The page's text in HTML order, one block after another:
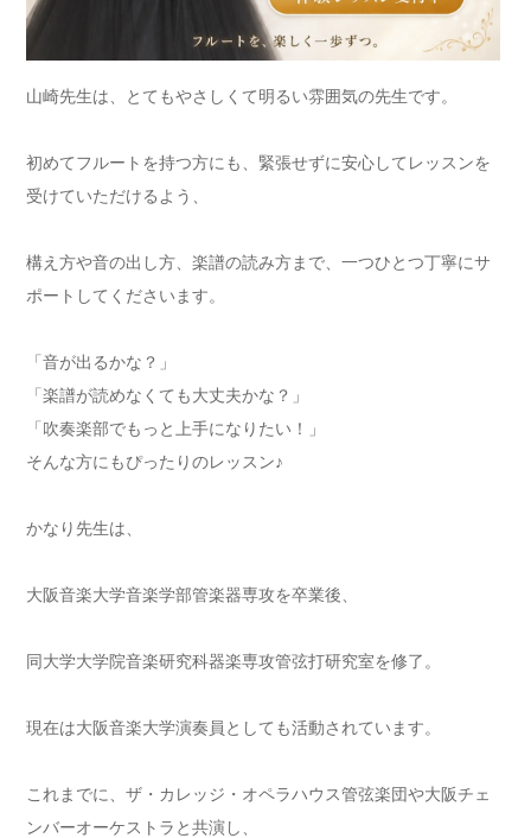
山崎先生は、とてもやさしくて明るい雰囲気の先生です。
初めてフルートを持つ方にも、緊張せずに安心してレッスンを
受けていただけるよう、
構え方や音の出し方、楽譜の読み方まで、一つひとつ丁寧にサ
ポートしてくださいます。
「音が出るかな？」
「楽譜が読めなくても大丈夫かな？」
「吹奏楽部でもっと上手になりたい！」
そんな方にもぴったりのレッスン♪
かなり先生は、
大阪音楽大学音楽学部管楽器専攻を卒業後、
同大学大学院音楽研究科器楽専攻管弦打研究室を修了。
現在は大阪音楽大学演奏員としても活動されています。
これまでに、ザ・カレッジ・オペラハウス管弦楽団や大阪チェ
ンバーオーケストラと共演し、